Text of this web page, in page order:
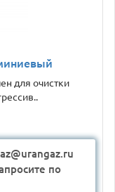
для очистки
по